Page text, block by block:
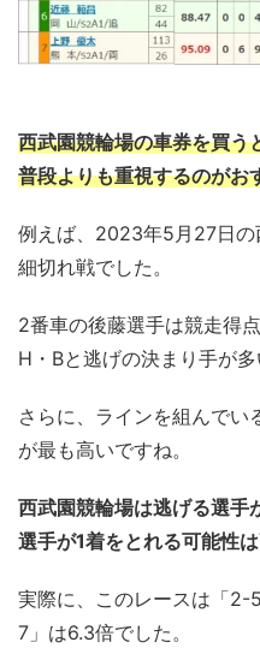
西武園競輪場の車券を買う
普段よりも重視するのがお
例えば、2023年5月27日
細切れ戦でした。
2番車の後藤選手は競走得
H・Bと逃げの決まり手が多
さらに、ラインを組んでい
が最も高いですね。
西武園競輪場は逃げる選手
選手が1着をとれる可能性は
実際に、このレースは「
7」は6.3倍でした。